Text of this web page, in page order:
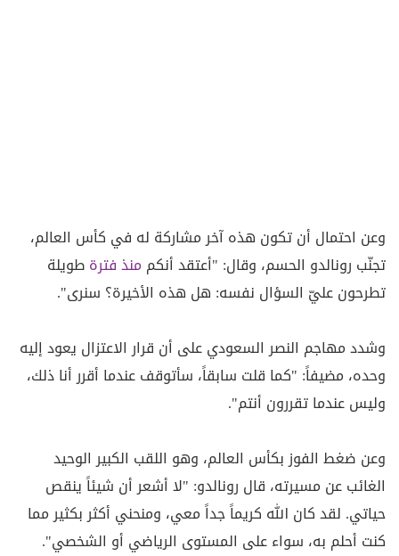
وعن احتمال أن تكون هذه آخر مشاركة له في كأس العالم،
تجنّب رونالدو الحسم، وقال: "أعتقد أنكممنذ فترةطويلة
تطرحون عليّ السؤال نفسه: هل هذه الأخيرة؟ سنرى".
وشدد مهاجم النصر السعودي على أن قرار الاعتزال يعود إليه
وحده، مضيفاً: "كما قلت سابقاً، سأتوقف عندما أقرر أنا ذلك،
وليس عندما تقررون أنتم".
وعن ضغط الفوز بكأس العالم، وهو اللقب الكبير الوحيد
الغائب عن مسيرته، قال رونالدو: "لا أشعر أن شيئاً ينقص
حياتي. لقد كان الله كريماً جداً معي، ومنحني أكثر بكثير مما
كنت أحلم به، سواء على المستوى الرياضي أو الشخصي".